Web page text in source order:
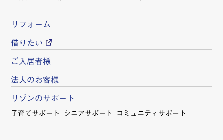
リフォーム
借りたい
ご入居者様
法人のお客様
リゾンのサポート
子育てサポート シニアサポート コミュニティサポート